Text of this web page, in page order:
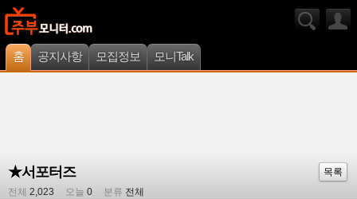
홈 공지사항 모집정보 모니Talk
★서포터즈
목록
전체 2,023 오늘 0 분류 전체